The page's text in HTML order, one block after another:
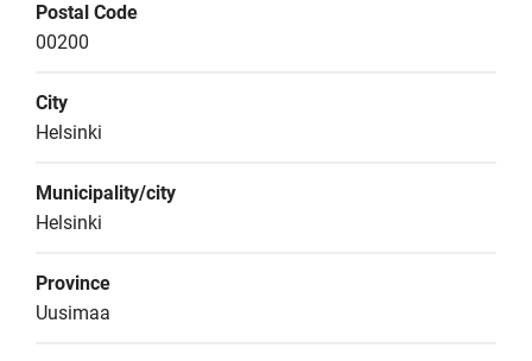
Postal Code
00200
City
Helsinki
Municipality/city
Helsinki
Province
Uusimaa